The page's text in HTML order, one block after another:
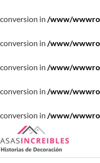
in /www/
in /www/
in /www/
in /www/
in /www/